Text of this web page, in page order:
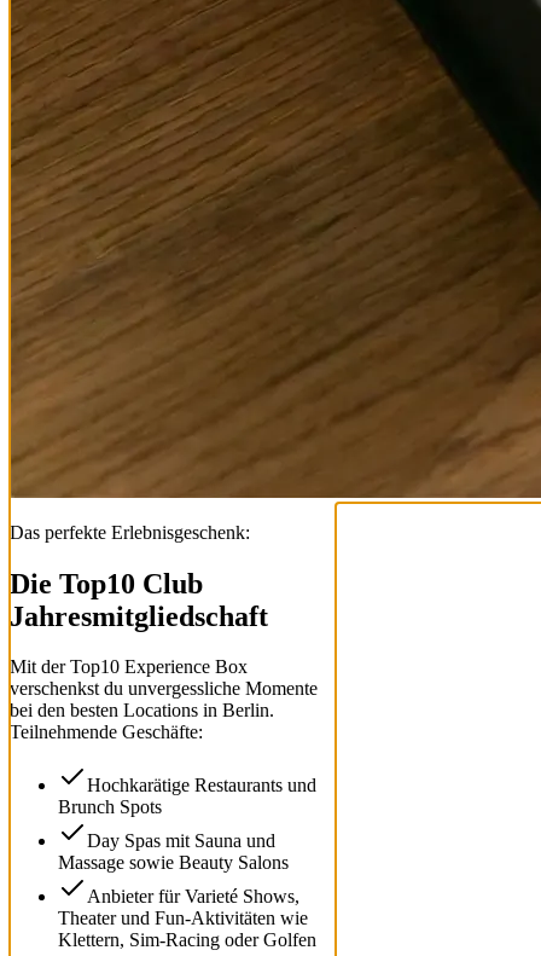
Das perfekte Erlebnisgeschenk:
Die Top10 Club
Jahresmitgliedschaft
Mit derTop10 Experience Box
verschenkst du unvergessliche Momente
bei den besten Locations in Berlin.
Teilnehmende Geschäfte:
Hochkarätige Restaurants und
Brunch Spots
Day Spas mit Sauna und
Massage sowie Beauty Salons
Anbieter für Varieté Shows,
Theater und Fun-Aktivitäten wie
Klettern, Sim-Racing oder Golfen